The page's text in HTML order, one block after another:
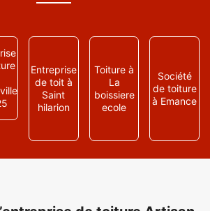
Entreprise
de toit à
Saint
hilarion
Toiture à
La
boissiere
ecole
Société
de toiture
à Emance